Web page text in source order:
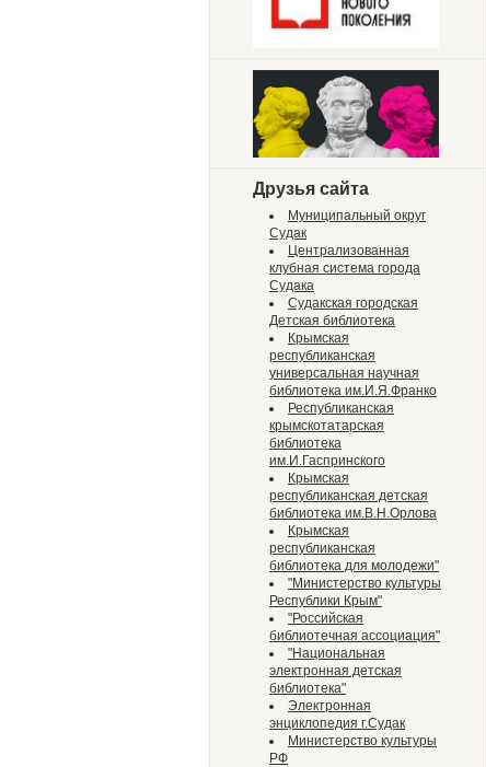
Друзья сайта
Муниципальный округ
Судак
Централизованная
клубная система города
Судака
Судакская городская
Детская библиотека
Крымская
республиканская
универсальная научная
библиотека им.И.Я.Франко
Республиканская
крымскотатарская
библиотека
им.И.Гаспринского
Крымская
республиканская детская
библиотека им.В.Н.Орлова
Крымская
республиканская
библиотека для молодежи"
"Министерство культуры
Республики Крым"
"Российская
библиотечная ассоциация"
"Национальная
электронная детская
библиотека"
Электронная
энциклопедия г.Судак
Министерство культуры
РФ